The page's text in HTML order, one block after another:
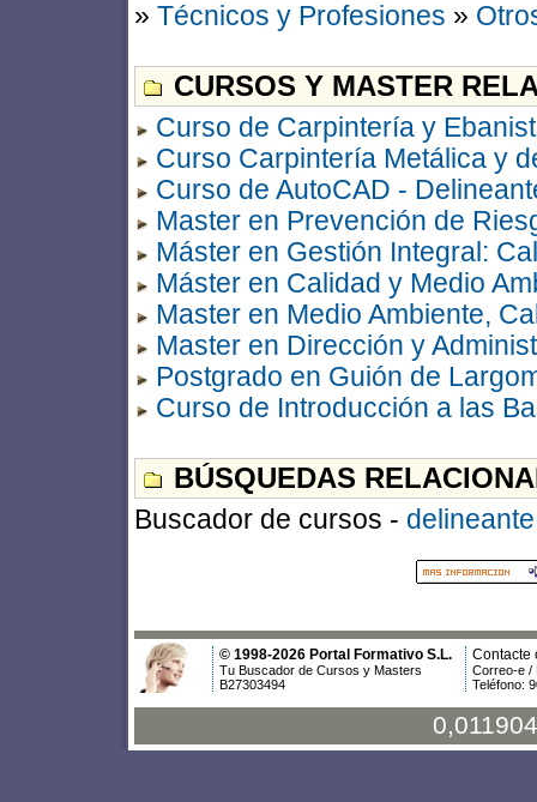
» Técnicos y Profesiones »
CURSOS Y MASTER
Curso de Carpintería y
Curso Carpintería Metálica y
Curso de AutoCAD -
Master en Prevención de
Máster en Gestión Integral:
Máster en Calidad y Medio
Master en Medio Ambiente,
Master en Dirección y
Postgrado en Guión de
Curso de Introducción a las
BÚSQUEDAS
Buscador de cursos - delineante
© 1998-2026 Portal Formativo S.L.
Tu Buscador de Cursos y Masters
B27303494
Contacte
Correo-e /
Teléfono: